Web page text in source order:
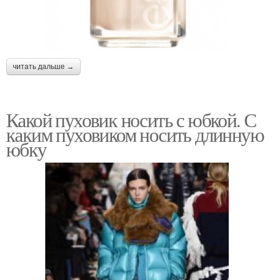
читать дальше →
Какой пуховик носить с юбкой. С
каким пуховиком носить длинную
юбку